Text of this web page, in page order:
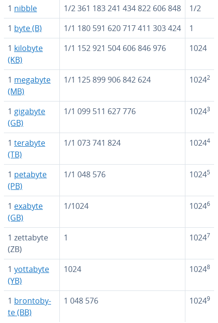
1 nibble 1/2 361 183 241 434 822 606 848
1/2
1 byte (B) 1/1 180 591 620 717 411 303 424
1
1 kilobyte
(KB)
1/1 152 921 504 606 846 976 1024
1 megabyte
(MB)
1/1 125 899 906 842 624 10242
1 gigabyte
(GB)
1/1 099 511 627 776 10243
1 terabyte
(TB)
1/1 073 741 824 10244
1 petabyte
(PB)
1/1 048 576 10245
1 exabyte
(GB)
1/1024 10246
1 zettabyte
(ZB)
1 10247
1 yottabyte
(YB)
1024 10248
1 bro­n­to­b­y­
te (BB)
1 048 576 10249